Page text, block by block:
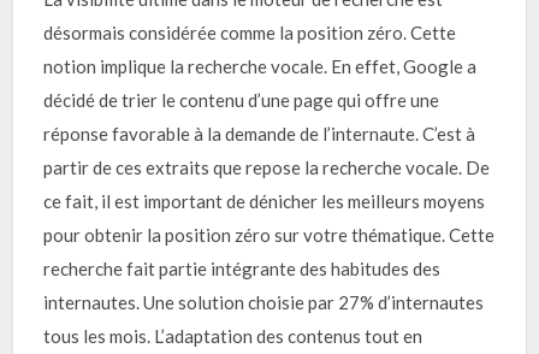
désormais considérée comme la position zéro. Cette
notion implique la recherche vocale. En effet, Google a
décidé de trier le contenu d’une page qui offre une
réponse favorable à la demande de l’internaute. C’est à
partir de ces extraits que repose la recherche vocale. De
ce fait, il est important de dénicher les meilleurs moyens
pour obtenir la position zéro sur votre thématique. Cette
recherche fait partie intégrante des habitudes des
internautes. Une solution choisie par 27% d’internautes
tous les mois. L’adaptation des contenus tout en